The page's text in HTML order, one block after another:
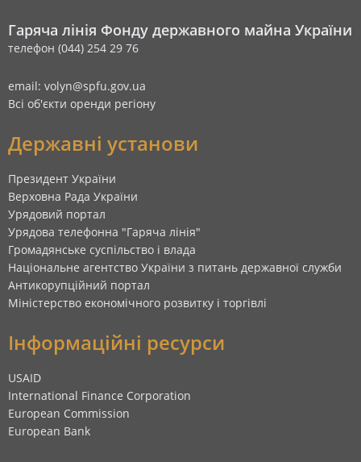
Гаряча лінія Фонду державного майна України
телефон (044) 254 29 76
email: volyn@spfu.gov.ua
Всі об'єкти оренди регіону
Державні установи
Президент України
Верховна Рада України
Урядовий портал
Урядова телефонна "Гаряча лінія"
Громадянське суспільство і влада
Національне агентство України з питань державної служби
Антикорупційний портал
Міністерство економічного розвитку і торгівлі
Інформаційні ресурси
USAID
International Finance Corporation
European Commission
European Bank